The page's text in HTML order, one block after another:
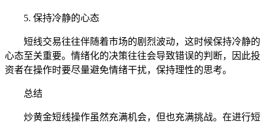
5. 保持冷静的心态
短线交易往往伴随着市场的剧烈波动，这时候保持冷静的
心态至关重要。情绪化的决策往往会导致错误的判断，因此投
资者在操作时要尽量避免情绪干扰，保持理性的思考。
总结
炒黄金短线操作虽然充满机会，但也充满挑战。在进行短